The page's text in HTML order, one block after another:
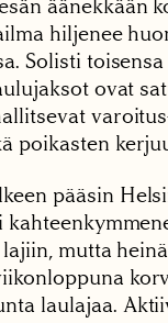
äänekkään
hiljenee
Solisti
ovat
poikasten
pääsin
mutta
laulajaa.